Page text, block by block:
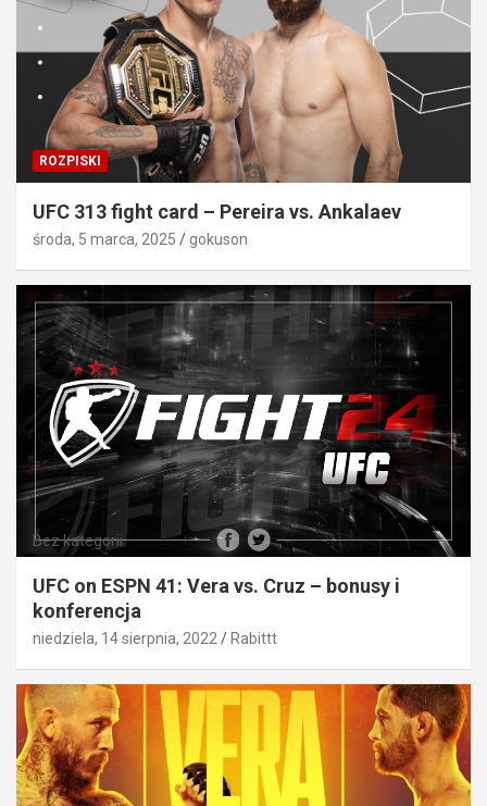
ROZPISKI
UFC 313 fight card – Pereira vs. Ankalaev
środa, 5 marca, 2025 gokuson
Bez kategorii
UFC on ESPN 41: Vera vs. Cruz – bonusy i
konferencja
niedziela, 14 sierpnia, 2022 Rabittt